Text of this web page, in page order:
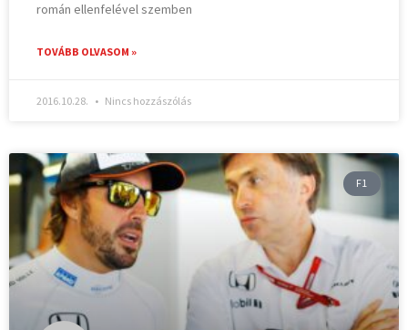
román ellenfelével szemben
TOVÁBB OLVASOM »
2016.10.28. Nincs hozzászólás
F1